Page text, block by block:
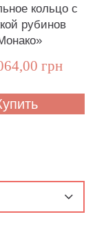
кольцо с
рубинов
грн